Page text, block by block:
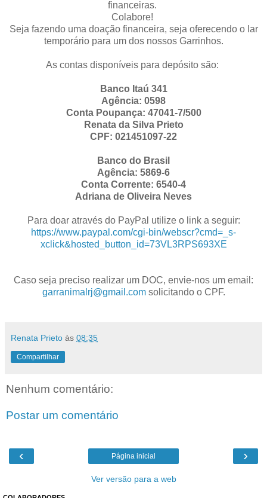
financeiras.
Colabore!
Seja fazendo uma doação financeira, seja oferecendo o lar
temporário para um dos nossos Garrinhos.
As contas disponíveis para depósito são:
Banco Itaú 341
Agência: 0598
Conta Poupança: 47041-7/500
Renata da Silva Prieto
CPF: 021451097-22
Banco do Brasil
Agência: 5869-6
Conta Corrente: 6540-4
Adriana de Oliveira Neves
Para doar através do PayPal utilize o link a seguir:
https://www.paypal.com/cgi-bin/webscr?cmd=_s-
xclick&hosted_button_id=73VL3RPS693XE
Caso seja preciso realizar um DOC, envie-nos um email:
garranimalrj@gmail.comsolicitando o CPF.
Renata Prieto às 08:35
Compartilhar
Nenhum comentário:
Postar um comentário
‹ ›
Página inicial
Ver versão para a web